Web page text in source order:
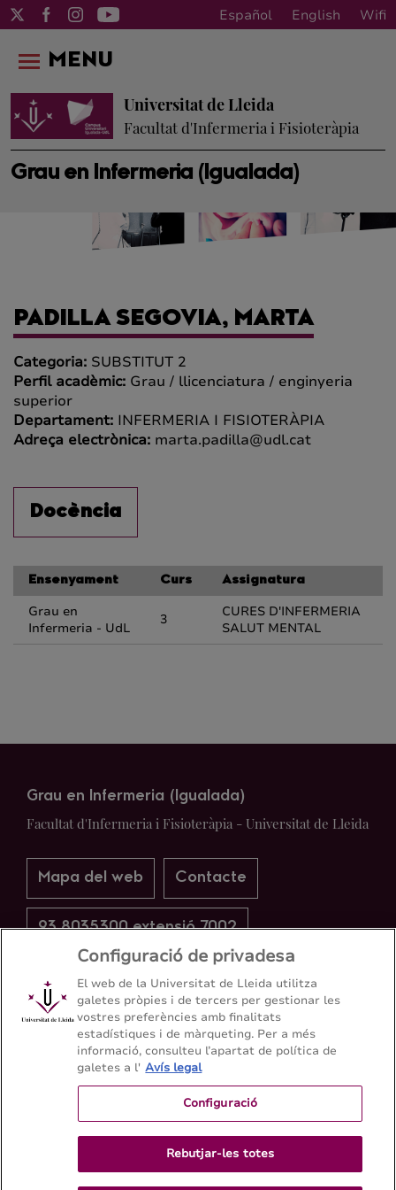
Español English Wifi
Grau en Infermeria (Igualada)
Universitat de Lleida
Facultat d'Infermeria i Fisioteràpia
MENU
PADILLA SEGOVIA, MARTA
Categoria: SUBSTITUT 2
Perfil acadèmic: Grau / llicenciatura / enginyeria
superior
Departament: INFERMERIA I FISIOTERÀPIA
Adreça electrònica: marta.padilla@udl.cat
Docència
Ensenyament Curs Assignatura
Grau en
Infermeria - UdL
3
CURES D'INFERMERIA
SALUT MENTAL
Grau en Infermeria (Igualada)
Facultat d'Infermeria i Fisioteràpia - Universitat de Lleida
Mapa del web Contacte
93 8035300 extensió 7002
Configuració de privadesa
El web de la Universitat de Lleida utilitza
galetes pròpies i de tercers per gestionar les
vostres preferències amb finalitats
estadístiques i de màrqueting. Per a més
informació, consulteu l’apartat de política de
galetes a l' Avís legal
Configuració
Rebutjar-les totes